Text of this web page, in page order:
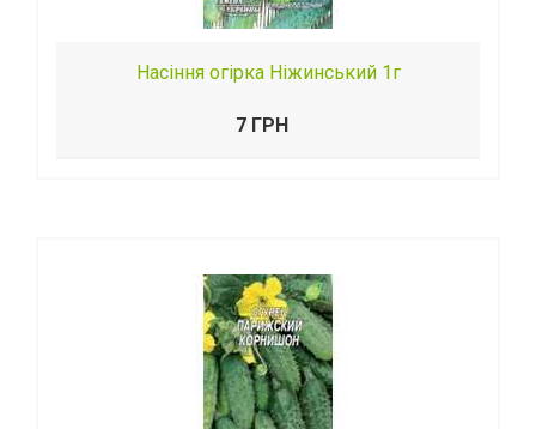
Насіння огірка Ніжинський 1г
7 ГРН